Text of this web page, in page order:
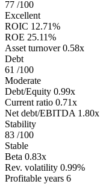
77 /100
Excellent
ROIC 12.71%
ROE 25.11%
Asset turnover 0.58x
Debt
61 /100
Moderate
Debt/Equity 0.99x
Current ratio 0.71x
Net debt/EBITDA 1.80x
Stability
83 /100
Stable
Beta 0.83x
Rev. volatility 0.99%
Profitable years 6